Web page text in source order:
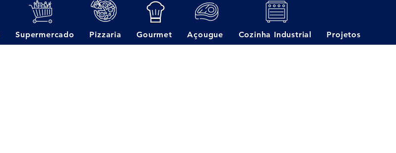
Supermercado Pizzaria Gourmet Açougue Cozinha Industrial Projetos